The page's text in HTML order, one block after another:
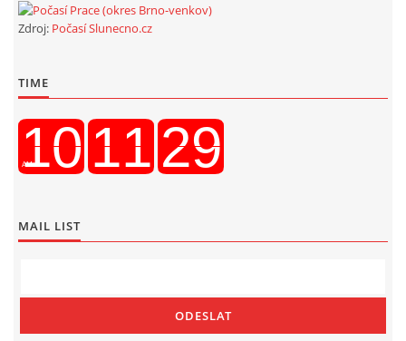
Zdroj: Počasí Slunecno.cz
TIME
MAIL LIST